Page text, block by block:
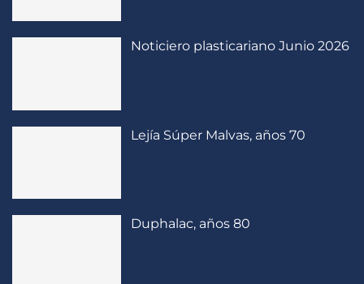
Noticiero plasticariano Junio 2026
Lejía Súper Malvas, años 70
Duphalac, años 80